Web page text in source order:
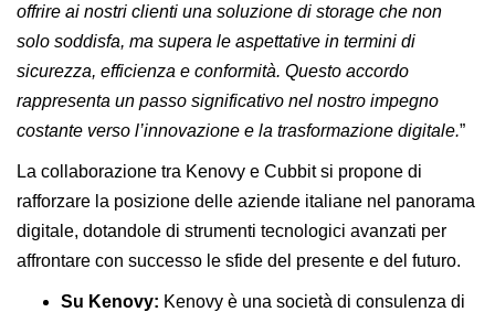
offrire ai nostri clienti una soluzione di storage che non
solo soddisfa, ma supera le aspettative in termini di
sicurezza, efficienza e conformità. Questo accordo
rappresenta un passo significativo nel nostro impegno
costante verso l’innovazione e la trasformazione digitale.”
La collaborazione tra Kenovy e Cubbit si propone di
rafforzare la posizione delle aziende italiane nel panorama
digitale, dotandole di strumenti tecnologici avanzati per
affrontare con successo le sfide del presente e del futuro.
Su Kenovy: Kenovy è una società di consulenza di